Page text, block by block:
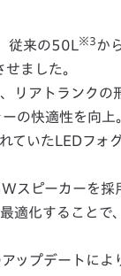
従来の50L ※3 か
ました。
リアトランク
の快適性を向上
いたLEDフォ
スピーカーを採
適化することで
ップデートに